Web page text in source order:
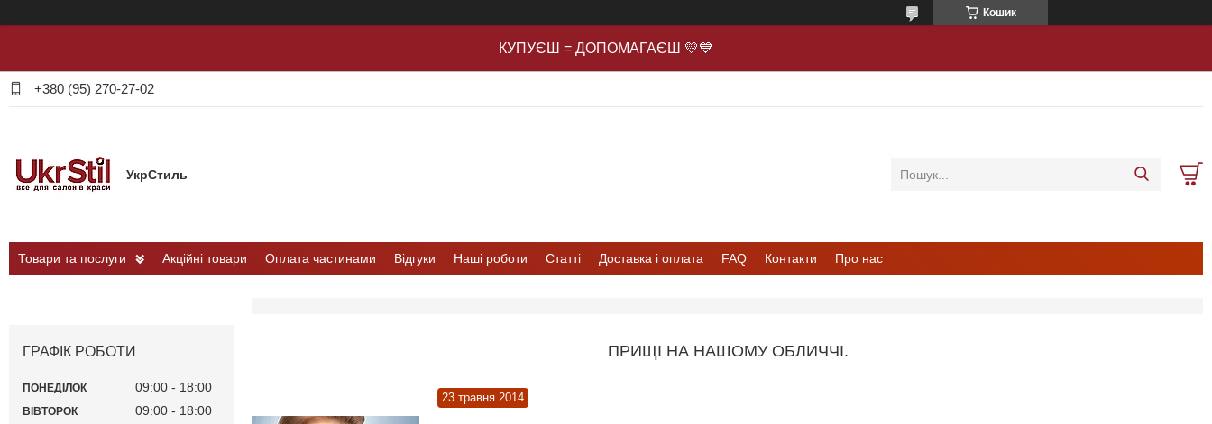
Кошик
КУПУЄШ = ДОПОМАГАЄШ 💛💙
+380 (95) 270-27-02
УкрСтиль
Товари та послуги Акційні товари Оплата частинами Відгуки Наші роботи Статті Доставка і оплата FAQ Контакти Про нас
ПРИЩІ НА НАШОМУ ОБЛИЧЧІ.
23 травня 2014
ГРАФІК РОБОТИ
ПОНЕДІЛОК 09:00 18:00
ВІВТОРОК 09:00 18:00